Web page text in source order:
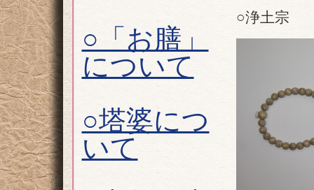
○浄土宗
○「お膳」
について
○塔婆につ
いて